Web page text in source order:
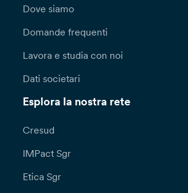
Dove siamo
Domande frequenti
Lavora e studia con noi
Dati societari
Esplora la nostra rete
Cresud
IMPact Sgr
Etica Sgr